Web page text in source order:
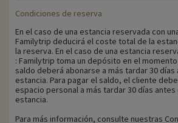
Condiciones de reserva
En el caso de una estancia reservada con una
Familytrip deducirá el coste total de la
la reserva. En el caso de una estancia
: Familytrip toma un depósito en el
saldo deberá abonarse a más tardar 30
estancia. Para pagar el saldo, el cliente
espacio personal a más tardar 30 días antes
estancia.
Para más información, consulte nuestras